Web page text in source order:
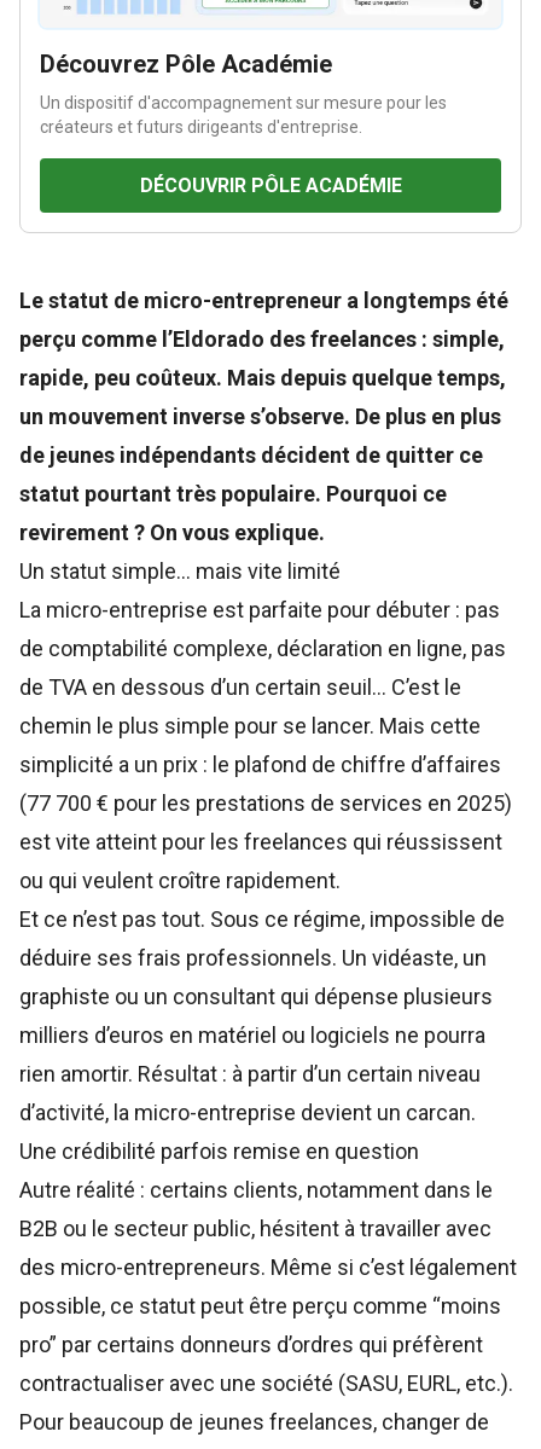
Le statut de micro-entrepreneur a longtemps été
perçu comme l’Eldorado des freelances : simple,
rapide, peu coûteux. Mais depuis quelque temps,
un mouvement inverse s’observe. De plus en plus
de jeunes indépendants décident de quitter ce
statut pourtant très populaire. Pourquoi ce
revirement ? On vous explique.
Un statut simple… mais vite limité
La micro-entreprise est parfaite pour débuter : pas
de comptabilité complexe, déclaration en ligne, pas
de TVA en dessous d’un certain seuil… C’est le
chemin le plus simple pour se lancer. Mais cette
simplicité a un prix : le plafond de chiffre d’affaires
(77 700 € pour les prestations de services en 2025)
est vite atteint pour les freelances qui réussissent
ou qui veulent croître rapidement.
Et ce n’est pas tout. Sous ce régime, impossible de
déduire ses frais professionnels. Un vidéaste, un
graphiste ou un consultant qui dépense plusieurs
milliers d’euros en matériel ou logiciels ne pourra
rien amortir. Résultat : à partir d’un certain niveau
d’activité, la micro-entreprise devient un carcan.
Une crédibilité parfois remise en question
Autre réalité : certains clients, notamment dans le
B2B ou le secteur public, hésitent à travailler avec
des micro-entrepreneurs. Même si c’est légalement
possible, ce statut peut être perçu comme “moins
pro” par certains donneurs d’ordres qui préfèrent
contractualiser avec une société (SASU, EURL, etc.).
Pour beaucoup de jeunes freelances, changer de
Découvrez Pôle Académie
Un dispositif d'accompagnement sur mesure pour les
créateurs et futurs dirigeants d'entreprise.
DÉCOUVRIR PÔLE ACADÉMIE